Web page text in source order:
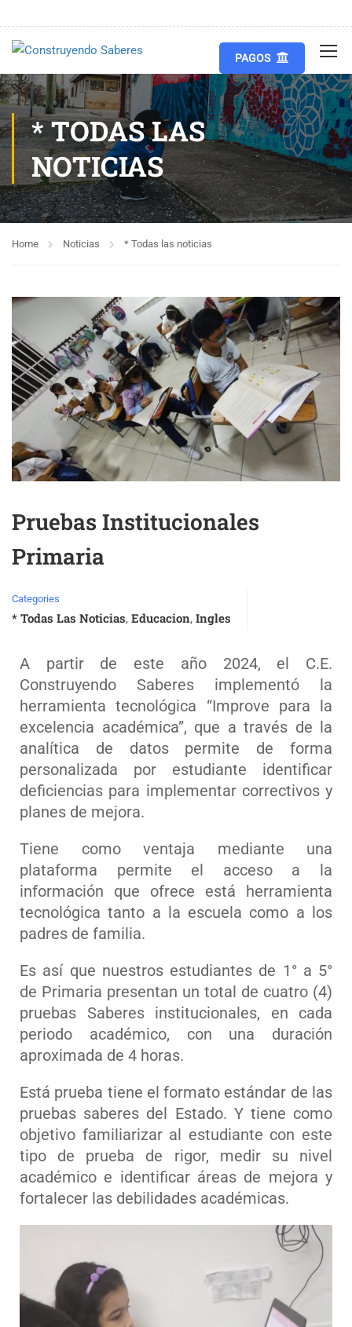
PAGOS
* TODAS LAS
NOTICIAS
Home Noticias * Todas las noticias
Pruebas Institucionales
Primaria
Categories
* Todas Las Noticias, Educacion, Ingles
A partir de este año 2024, el C.E.
Construyendo Saberes implementó la
herramienta tecnológica “Improve para la
excelencia académica”, que a través de la
analítica de datos permite de forma
personalizada por estudiante identificar
deficiencias para implementar correctivos y
planes de mejora.
Tiene como ventaja mediante una
plataforma permite el acceso a la
información que ofrece está herramienta
tecnológica tanto a la escuela como a los
padres de familia.
Es así que nuestros estudiantes de 1° a 5°
de Primaria presentan un total de cuatro (4)
pruebas Saberes institucionales, en cada
periodo académico, con una duración
aproximada de 4 horas.
Está prueba tiene el formato estándar de las
pruebas saberes del Estado. Y tiene como
objetivo familiarizar al estudiante con este
tipo de prueba de rigor, medir su nivel
académico e identificar áreas de mejora y
fortalecer las debilidades académicas.